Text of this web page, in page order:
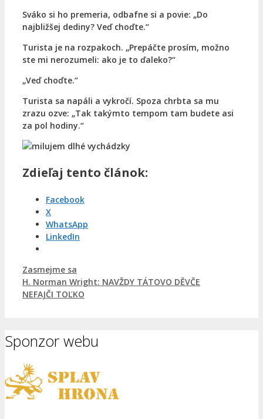
Sváko si ho premeria, odbafne si a povie: „Do
najbližšej dediny? Veď choďte.“
Turista je na rozpakoch. „Prepáčte prosím, možno
ste mi nerozumeli: ako je to ďaleko?“
„Veď choďte.“
Turista sa napáli a vykročí. Spoza chrbta sa mu
zrazu ozve: „Tak takýmto tempom tam budete asi
za pol hodiny.“
Zdieľaj tento článok:
Facebook
X
WhatsApp
LinkedIn
Kategórie
Zasmejme sa
H. Norman Wright: NAVŽDY TÁTOVO DĚVČE
NEFAJČI TOĽKO
Sponzor webu